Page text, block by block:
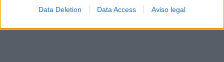
Data Deletion Data Access Aviso legal